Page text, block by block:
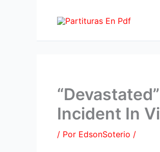
Incident In
/ Por EdsonSoterio /